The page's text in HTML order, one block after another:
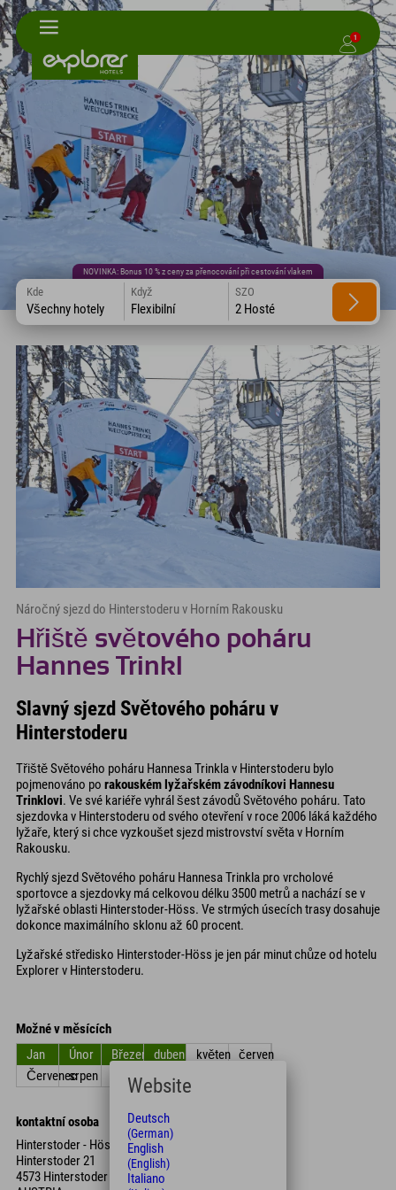
1
NOVINKA: Bonus 10 % z ceny za přenocování při cestování vlakem
Kde
Všechny hotely
Když
Flexibilní
SZO
2 Hosté
Náročný sjezd do Hinterstoderu v Horním Rakousku
Hřiště světového poháru
Hannes Trinkl
Slavný sjezd Světového poháru v
Hinterstoderu
Třiště Světového poháru Hannesa Trinkla v Hinterstoderu bylo
pojmenováno po rakouském lyžařském závodníkovi Hannesu
Trinklovi. Ve své kariéře vyhrál šest závodů Světového poháru. Tato
sjezdovka v Hinterstoderu od svého otevření v roce 2006 láká každého
lyžaře, který si chce vyzkoušet sjezd mistrovství světa v Horním
Rakousku.
Rychlý sjezd Světového poháru Hannesa Trinkla pro vrcholové
sportovce a sjezdovky má celkovou délku 3500 metrů a nachází se v
lyžařské oblasti Hinterstoder-Höss. Ve strmých úsecích trasy dosahuje
dokonce maximálního sklonu až 60 procent.
Lyžařské středisko Hinterstoder-Höss je jen pár minut chůze od hotelu
Explorer v Hinterstoderu.
Možné v měsících
Jan
Únor Březen duben květen červen
Červenecsrpen září Říjen
kontaktní osoba
Hinterstoder - Höss Bergbahn
Hinterstoder 21
4573 Hinterstoder
Website
Deutsch
(German)
English
(English)
Italiano